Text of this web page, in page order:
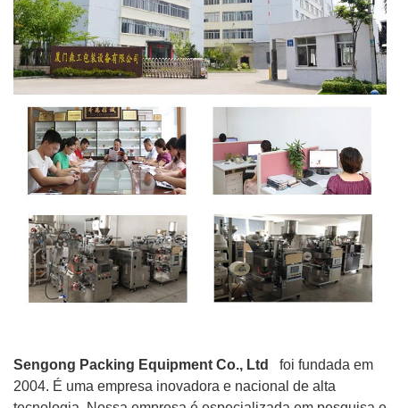
Sengong Packing Equipment Co., Ltd
foi fundada em
2004. É uma empresa inovadora e nacional de alta